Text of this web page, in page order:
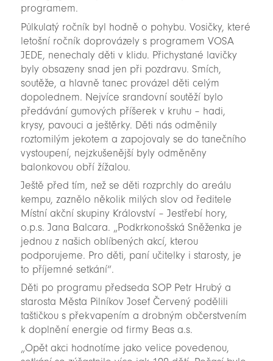
programem.
Půlkulatý ročník byl hodně o pohybu. Vosičky, které
letošní ročník doprovázely s programem VOSA
JEDE, nenechaly děti v klidu. Přichystané lavičky
byly obsazeny snad jen při pozdravu. Smích,
soutěže, a hlavně tanec provázel děti celým
dopolednem. Nejvíce srandovní soutěží bylo
předávání gumových příšerek v kruhu – hadi,
krysy, pavouci a ještěrky. Děti nás odměnily
roztomilým jekotem a zapojovaly se do tanečního
vystoupení, nejzkušenější byly odměněny
balonkovou obří žížalou.
Ještě před tím, než se děti rozprchly do areálu
kempu, zaznělo několik milých slov od ředitele
Místní akční skupiny Království – Jestřebí hory,
o.p.s. Jana Balcara. „Podkrkonošská Sněženka je
jednou z našich oblíbených akcí, kterou
podporujeme. Pro děti, paní učitelky i starosty, je
to příjemné setkání“.
Děti po programu předseda SOP Petr Hrubý a
starosta Města Pilníkov Josef Červený podělili
taštičkou s překvapením a drobným občerstvením
k doplnění energie od firmy Beas a.s.
„Opět akci hodnotíme jako velice povedenou,